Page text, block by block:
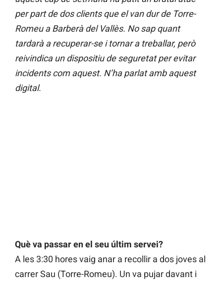
per part de dos clients que el van dur de Torre-
Romeu a Barberà del Vallès. No sap quant
tardarà a recuperar-se i tornar a treballar, però
reivindica un dispositiu de seguretat per evitar
incidents com aquest. N’ha parlat amb aquest
digital.
Què va passar en el seu últim servei?
A les 3:30 hores vaig anar a recollir a dos joves al
carrer Sau (Torre-Romeu). Un va pujar davant i